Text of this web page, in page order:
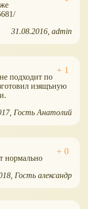
31.08.2016 admin
подходит по
изящъную
Гость Анатолий
нормально
Гость александр